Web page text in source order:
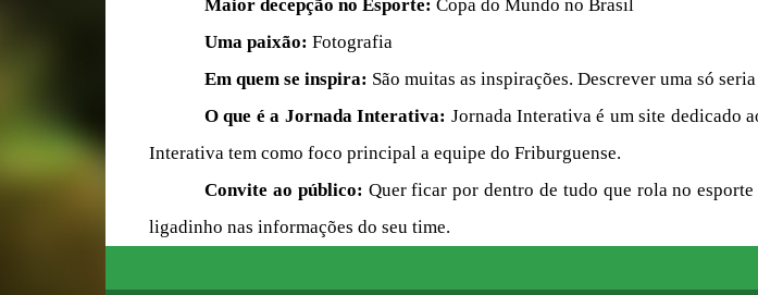
Maior decepção no Esporte: Copa do Mundo no Brasil
Uma paixão: Fotografia
Em quem se inspira: São muitas as inspirações. Descrever uma só
O que é a Jornada Interativa: Jornada Interativa é um site dedicado
Interativa tem como foco principal a equipe do Friburguense.
Convite ao público: Quer ficar por dentro de tudo que rola no
ligadinho nas informações do seu time.